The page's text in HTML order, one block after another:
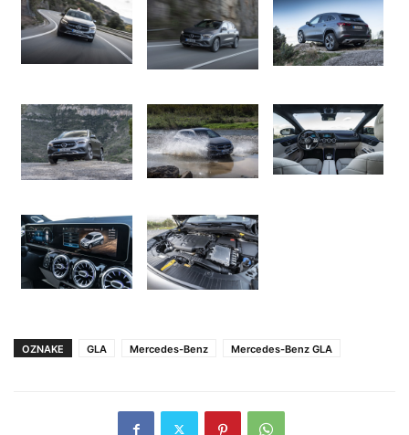
OZNAKE GLA Mercedes-Benz Mercedes-Benz GLA